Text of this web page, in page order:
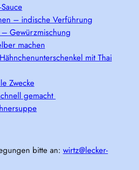
– indische Verführung
– Gewürzmischung
machen
mit Thai
Zwecke
gemacht
bitte an: wirtz@lecker-